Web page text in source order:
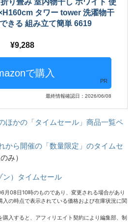
り畳み 室内物干し ホワイト 使
タワー tower 洗濯物干
きる 組み立て簡単 6619
9,288
PR
最終情報確認日：2026/06/08
ほかの「タイムセール」商品一覧ペ
から開催の「数量限定」のタイムセ
み）
）タイムセール
月08日10時のものであり、変更される場合があり
入の時点で表示されている価格および在庫状況に関
購入すると、アフィリエイト契約により編集部、制